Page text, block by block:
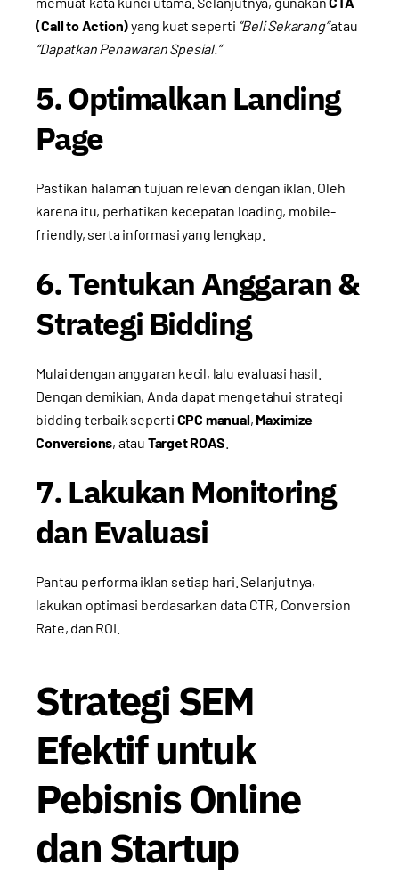
(Call to Action)yang kuat seperti “Beli Sekarang”atau
“Dapatkan Penawaran Spesial.”
5. Optimalkan Landing
Page
Pastikan halaman tujuan relevan dengan iklan. Oleh
karena itu, perhatikan kecepatan loading, mobile-
friendly, serta informasi yang lengkap.
6. Tentukan Anggaran &
Strategi Bidding
Mulai dengan anggaran kecil, lalu evaluasi hasil.
Dengan demikian, Anda dapat mengetahui strategi
bidding terbaik seperti CPC manual, Maximize
Conversions, atau Target ROAS
7. Lakukan Monitoring
dan Evaluasi
Pantau performa iklan setiap hari. Selanjutnya,
lakukan optimasi berdasarkan data CTR, Conversion
Rate, dan ROI.
Strategi SEM
Efektif untuk
Pebisnis Online
dan Startup